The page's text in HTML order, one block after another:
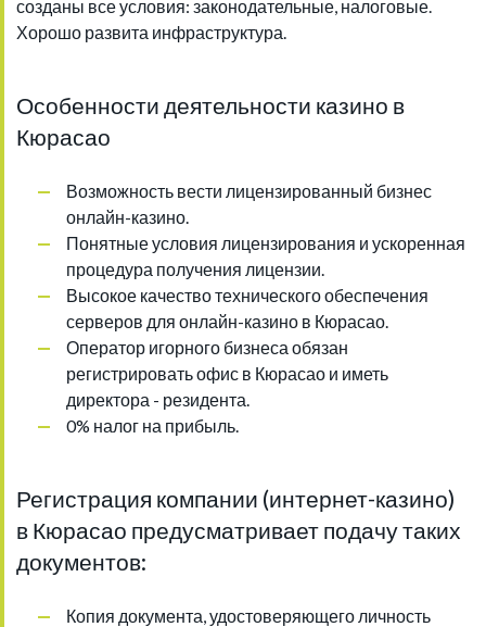
созданы все условия: законодательные, налоговые.
Хорошо развита инфраструктура.
Особенности деятельности казино в
Кюрасао
Возможность вести лицензированный бизнес
онлайн-казино.
Понятные условия лицензирования и ускоренная
процедура получения лицензии.
Высокое качество технического обеспечения
серверов для онлайн-казино в Кюрасао.
Оператор игорного бизнеса обязан
регистрировать офис в Кюрасао и иметь
директора - резидента.
0% налог на прибыль.
Регистрация компании (интернет-казино)
в Кюрасао предусматривает подачу таких
документов:
Копия документа, удостоверяющего личность